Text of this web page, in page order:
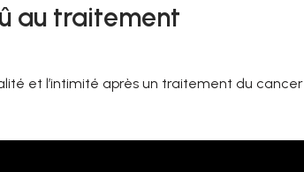
au traitement
et l’intimité après un traitement du cancer